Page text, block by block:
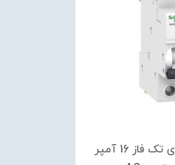
کلید مينياتوری تک فاز 16 آمپر